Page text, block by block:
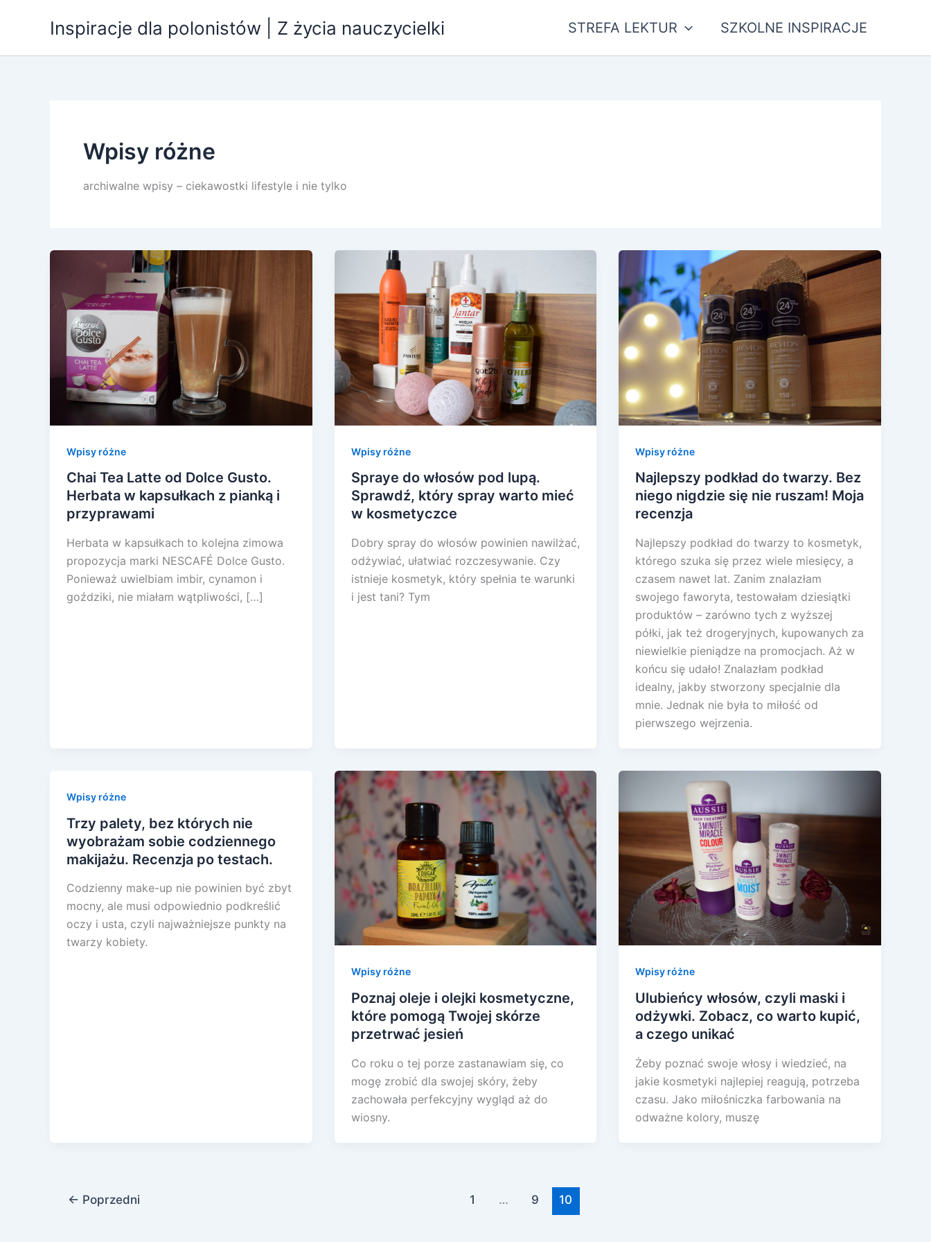
Inspiracje dla polonistów | Z życia nauczycielki STREFA LEKTUR SZKOLNE INSPIRACJE
Wpisy różne
archiwalne wpisy – ciekawostki lifestyle i nie tylko
Wpisy różne
Chai Tea Latte od Dolce Gusto.
Herbata w kapsułkach z pianką i
przyprawami
Herbata w kapsułkach to kolejna zimowa
propozycja marki NESCAFÉ Dolce Gusto.
Ponieważ uwielbiam imbir, cynamon i
goździki, nie miałam wątpliwości, […]
Wpisy różne
Spraye do włosów pod lupą.
Sprawdź, który spray warto mieć
w kosmetyczce
Dobry spray do włosów powinien nawilżać,
odżywiać, ułatwiać rozczesywanie. Czy
istnieje kosmetyk, który spełnia te warunki
i jest tani? Tym
Wpisy różne
Najlepszy podkład do twarzy. Bez
niego nigdzie się nie ruszam! Moja
recenzja
Najlepszy podkład do twarzy to kosmetyk,
którego szuka się przez wiele miesięcy, a
czasem nawet lat. Zanim znalazłam
swojego faworyta, testowałam dziesiątki
produktów – zarówno tych z wyższej
półki, jak też drogeryjnych, kupowanych za
niewielkie pieniądze na promocjach. Aż w
końcu się udało! Znalazłam podkład
idealny, jakby stworzony specjalnie dla
mnie. Jednak nie była to miłość od
pierwszego wejrzenia.
Wpisy różne
Trzy palety, bez których nie
wyobrażam sobie codziennego
makijażu. Recenzja po testach.
Codzienny make-up nie powinien być zbyt
mocny, ale musi odpowiednio podkreślić
oczy i usta, czyli najważniejsze punkty na
twarzy kobiety.
Wpisy różne
Poznaj oleje i olejki kosmetyczne,
które pomogą Twojej skórze
przetrwać jesień
Co roku o tej porze zastanawiam się, co
mogę zrobić dla swojej skóry, żeby
zachowała perfekcyjny wygląd aż do
wiosny.
Wpisy różne
Ulubieńcy włosów, czyli maski i
odżywki. Zobacz, co warto kupić,
a czego unikać
Żeby poznać swoje włosy i wiedzieć, na
jakie kosmetyki najlepiej reagują, potrzeba
czasu. Jako miłośniczka farbowania na
odważne kolory, muszę
← Poprzedni 1 … 9 10